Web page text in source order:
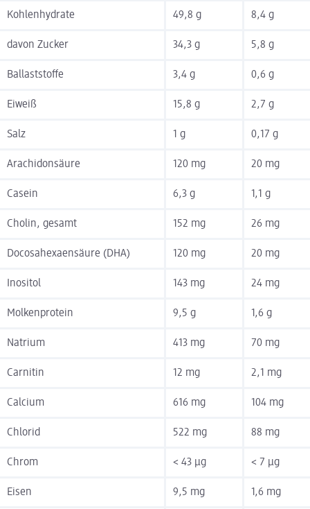
Kohlenhydrate 49,8 g 8,4 g
davon Zucker 34,3 g 5,8 g
Ballaststoffe 3,4 g 0,6 g
Eiweiß 15,8 g 2,7 g
Salz 1 g 0,17 g
Arachidonsäure 120 mg 20 mg
Casein 6,3 g 1,1 g
Cholin, gesamt 152 mg 26 mg
Docosahexaensäure (DHA) 120 mg 20 mg
Inositol 143 mg 24 mg
Molkenprotein 9,5 g 1,6 g
Natrium 413 mg 70 mg
Carnitin 12 mg 2,1 mg
Calcium 616 mg 104 mg
Chlorid 522 mg 88 mg
Chrom < 43 µg < 7 µg
Eisen 9,5 mg 1,6 mg